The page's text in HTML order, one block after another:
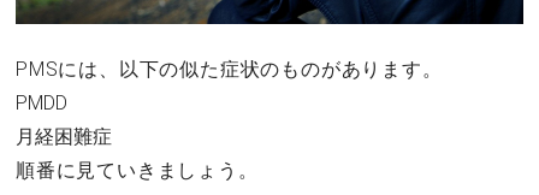
PMSには、以下の似た症状のものがあります。
PMDD
月経困難症
順番に見ていきましょう。